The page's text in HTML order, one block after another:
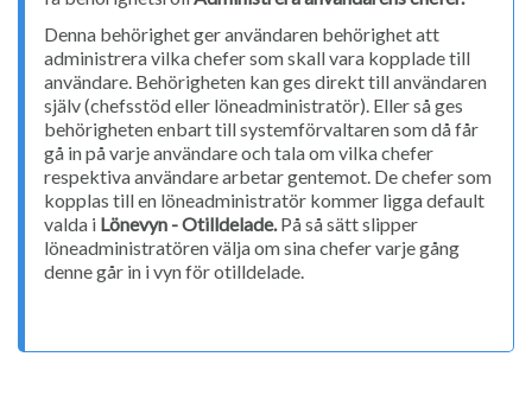
Denna behörighet ger användaren behörighet att
administrera vilka chefer som skall vara kopplade till
användare. Behörigheten kan ges direkt till användaren
själv (chefsstöd eller löneadministratör). Eller så ges
behörigheten enbart till systemförvaltaren som då får
gå in på varje användare och tala om vilka chefer
respektiva användare arbetar gentemot. De chefer som
kopplas till en löneadministratör kommer ligga default
valda i Lönevyn - Otilldelade.På så sätt slipper
löneadministratören välja om sina chefer varje gång
denne går in i vyn för otilldelade.